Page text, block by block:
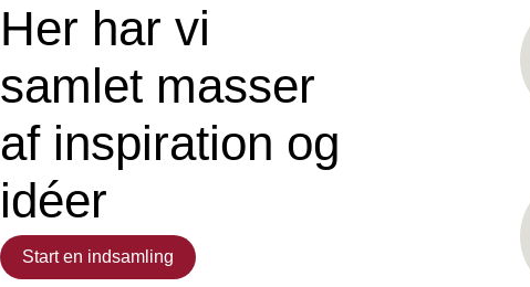
Her har vi
samlet masser
af inspiration og
idéer
Start en indsamling